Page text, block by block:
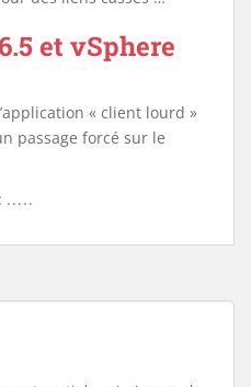
et vSphere
« client lourd »
passage forcé sur le
.....